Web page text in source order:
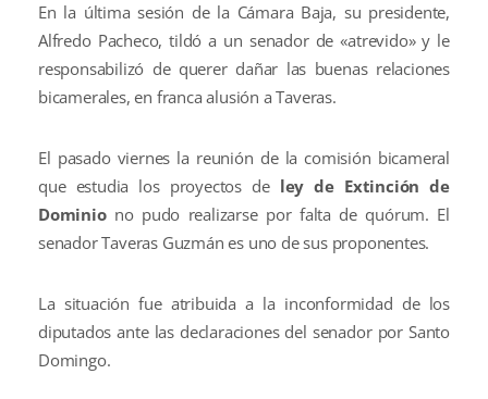
En la última sesión de la Cámara Baja, su presidente,
Alfredo Pacheco, tildó a un senador de «atrevido» y le
responsabilizó de querer dañar las buenas relaciones
bicamerales, en franca alusión a Taveras.
El pasado viernes la reunión de la comisión bicameral
que estudia los proyectos de ley de Extinción de
Dominiono pudo realizarse por falta de quórum. El
senador Taveras Guzmán es uno de sus proponentes.
La situación fue atribuida a la inconformidad de los
diputados ante las declaraciones del senador por Santo
Domingo.